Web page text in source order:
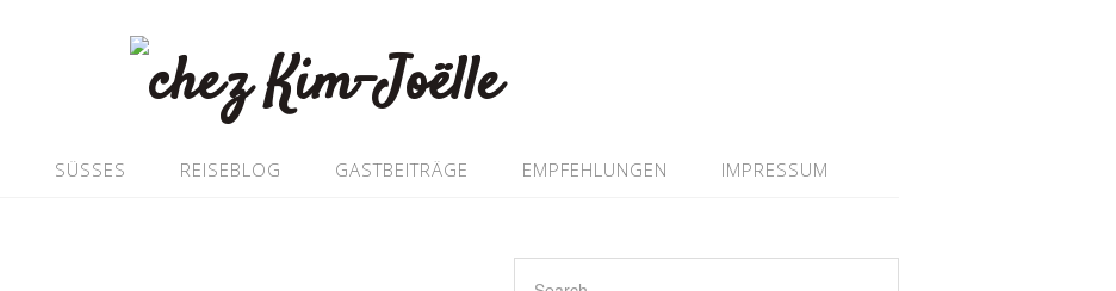
SÜSSES REISEBLOG GASTBEITRÄGE EMPFEHLUNGEN IMPRESSUM